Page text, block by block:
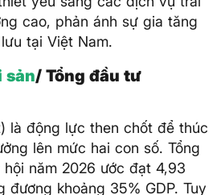
cao, phản ánh sự gia tăng
tại Việt Nam.
sản/ Tổng đầu tư
là động lực then chốt để thúc
lên mức hai con số. Tổng
năm 2026 ước đạt 4,93
đương khoảng 35% GDP. Tuy